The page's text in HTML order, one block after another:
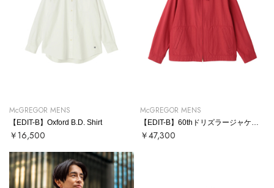
McGREGOR MENS
【EDIT-B】Oxford B.D. Shirt
￥16,500
McGREGOR MENS
￥47,300